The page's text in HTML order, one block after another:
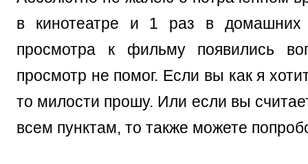
в кинотеатре и 1 раз в
просмотра к фильму появились
просмотр не помог. Если вы как я
то милости прошу. Или если вы
всем пунктам, то также можете